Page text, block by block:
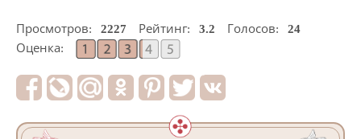
Просмотров: 2227 Рейтинг: 3.2 Голосов:
24
Оценка: